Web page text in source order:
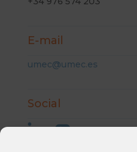
E-mail
umec@umec.es
Social